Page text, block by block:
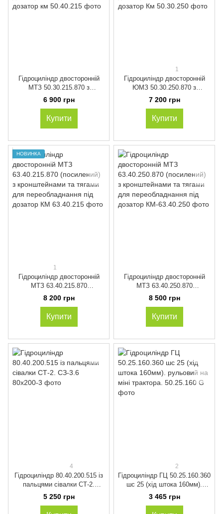
Гідроциліндр двосторонній
МТЗ 50.30.215.870 з
кронштейнами та тягами для
переобладнання під дозатор
6 900 грн
Купити
1
Гідроциліндр двосторонній
ЮМЗ 50.30.250.870 з
кронштейнами та тягами для
переобладнання під дозатор
7 200 грн
Купити
НОВИНКА
1
Гідроциліндр двосторонній
МТЗ 63.40.215.870
(посилений) з кронштейнами
та тягами для
переобладнання під дозатор
8 200 грн
Купити
Гідроциліндр двосторонній
МТЗ 63.40.250.870
(посилений) з кронштейнами
та тягами для
переобладнання під дозатор
8 500 грн
Купити
4
Гідроциліндр 80.40.200.515 із
пальцями сівалки СТ-2.
СЗ-3.6
5 250 грн
2
Гідроциліндр ГЦ 50.25.160.360
шс 25 (хід штока 160мм).
рульовий на міні трактора.
3 465 грн